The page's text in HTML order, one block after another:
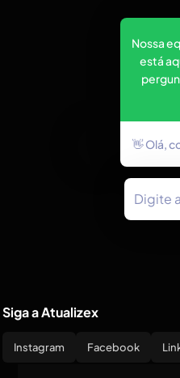
Siga a Atualizex
Instagram Facebook
Nossa
está
👋 Olá,